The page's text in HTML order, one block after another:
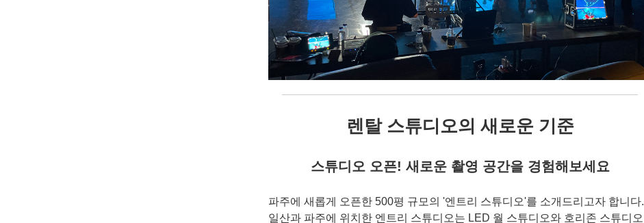
렌탈 스튜디오의 새로운 기준
스튜디오 오픈! 새로운 촬영 공간을 경험해보세요
파주에 새롭게 오픈한 500평 규모의 '엔트리 스튜디오'를 소개드리고자 합니​다.
일산과 파주에 위치한 엔트리 스튜디오는 LED 월 스튜디오와 호리존 스튜디오